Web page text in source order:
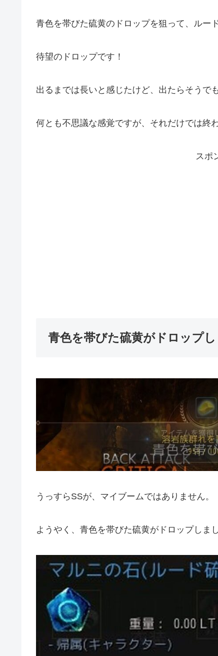
青色を帯びた硫黄のドロップを狙って、ルー
待望のドロップです！
出るまでは長いと感じたけど、出たらそうで
何とも不思議な感覚ですが、それだけでは終
スポ
青色を帯びた硫黄がドロップ
うっすらSSが、マイブームではありません。
ようやく、青色を帯びた硫黄がドロップしま